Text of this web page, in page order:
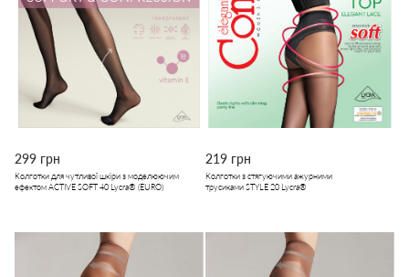
299 грн
Колготки для чутливої шкіри з моделюючим
ефектом ACTIVE SOFT 40 Lycra® (EURO)
219 грн
Колготки з стягуючими ажурними
трусиками STYLE 20 Lycra®